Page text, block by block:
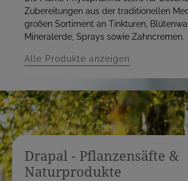
Zubereitungen aus der traditionellen
großen Sortiment an Tinkturen,
Mineralerde, Sprays sowie Zahncremen.
Alle Produkte anzeigen
Drapal - Pflanzensäfte &
Naturprodukte